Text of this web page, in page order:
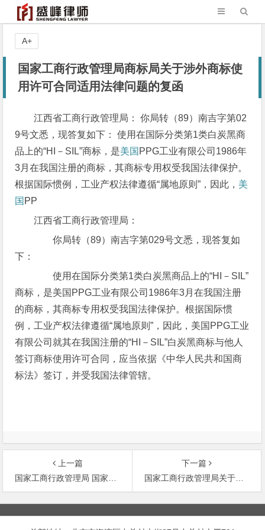
国家工商行政管理局商标局关于涉外商标使
用许可合同适用法律问题的复函
江西省工商行政管理局： 你局转（89）南吉字第02
9号文悉，现答复如下： 使用在国际分类第1类白炭黑商
品上的“HI－SIL”商标，是美国 PPG工业有限公司1986年
3月在我国注册的商标，其商标专用权受我国法律保护。
根据国际惯例，工业产权法律遵循“属地原则”，因此， 美
国 PP
江西省工商行政管理局：
你局转（89）南吉字第029号文悉，现答复如
下：
使用在国际分类第1类白炭黑商品上的“HI－SIL”
商标，是美国PPG工业有限公司1986年3月在我国注册
的商标，其商标专用权受我国法律保护。根据国际惯
例，工业产权法律遵循“属地原则”，因此，美国PPG工业
有限公司就其在我国注册的“HI－SIL”白炭黑商标与他人
签订商标使用许可合同，应当依据《中华人民共和国商
标法》签订，并受我国法律管辖。
A+
上一篇
国家工商行政管理局 国家体育运动委员会关于保护第一届世界女子足球锦标赛名称、会徽、吉祥物标志的通知 ［
下一篇
国家工商行政管理局关于支持中华商标协会充分发挥作用进一步做好企业商标工作的通知
文
章